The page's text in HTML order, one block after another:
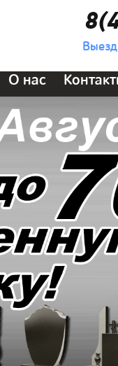
О нас